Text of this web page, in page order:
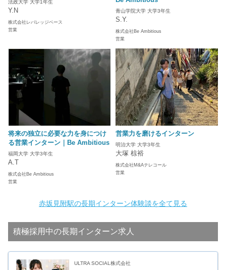
法政大学 大学1年生
Y.N
株式会社レバレッジベース
営業
青山学院大学 大学3年生
S.Y.
株式会社Be Ambitious
営業
将来の独立に必要な力を身につけ
る営業インターン｜Be Ambitious
福岡大学 大学3年生
A.T
株式会社Be Ambitious
営業
営業力を磨けるインターン
明治大学 大学3年生
大塚 椋裕
株式会社M&Aテレコール
営業
赤坂見附駅の長期インターン体験談を全て見る
積極採用中の長期インターン求人
ULTRA SOCIAL株式会社